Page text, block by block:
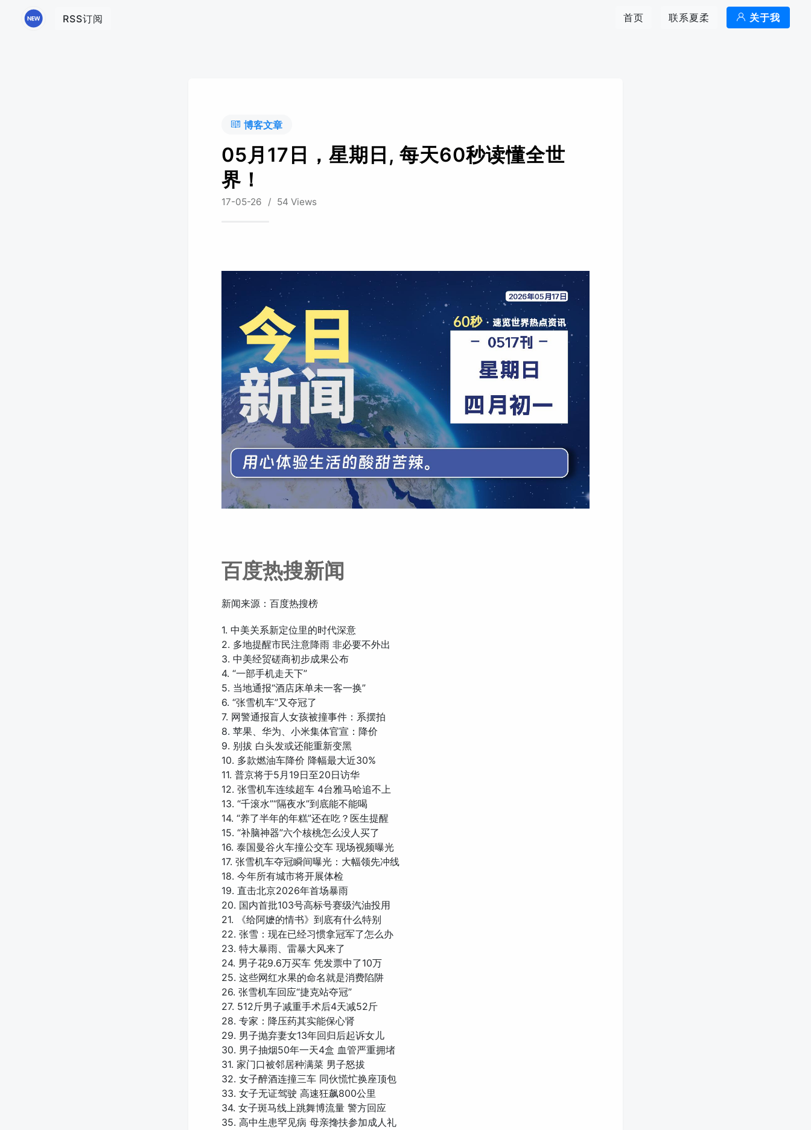
RSS订阅 首页 联系夏柔 关于我
博客文章
05月17日，星期日, 每天60秒读懂全世
界！
17-05-26 / 54 Views
百度热搜新闻
新闻来源：百度热搜榜
1. 中美关系新定位里的时代深意
2. 多地提醒市民注意降雨 非必要不外出
3. 中美经贸磋商初步成果公布
4. “一部手机走天下”
5. 当地通报“酒店床单未一客一换”
6. “张雪机车”又夺冠了
7. 网警通报盲人女孩被撞事件：系摆拍
8. 苹果、华为、小米集体官宣：降价
9. 别拔 白头发或还能重新变黑
10. 多款燃油车降价 降幅最大近30%
11. 普京将于5月19日至20日访华
12. 张雪机车连续超车 4台雅马哈追不上
13. “千滚水”“隔夜水”到底能不能喝
14. “养了半年的年糕”还在吃？医生提醒
15. “补脑神器”六个核桃怎么没人买了
16. 泰国曼谷火车撞公交车 现场视频曝光
17. 张雪机车夺冠瞬间曝光：大幅领先冲线
18. 今年所有城市将开展体检
19. 直击北京2026年首场暴雨
20. 国内首批103号高标号赛级汽油投用
21. 《给阿嬷的情书》到底有什么特别
22. 张雪：现在已经习惯拿冠军了怎么办
23. 特大暴雨、雷暴大风来了
24. 男子花9.6万买车 凭发票中了10万
25. 这些网红水果的命名就是消费陷阱
26. 张雪机车回应“捷克站夺冠”
27. 512斤男子减重手术后4天减52斤
28. 专家：降压药其实能保心肾
29. 男子抛弃妻女13年回归后起诉女儿
30. 男子抽烟50年一天4盒 血管严重拥堵
31. 家门口被邻居种满菜 男子怒拔
32. 女子醉酒连撞三车 同伙慌忙换座顶包
33. 女子无证驾驶 高速狂飙800公里
34. 女子斑马线上跳舞博流量 警方回应
35. 高中生患罕见病 母亲搀扶参加成人礼